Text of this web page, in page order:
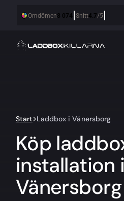
Start Laddbox i Vänersborg
Köp
installation i
Vänersborg